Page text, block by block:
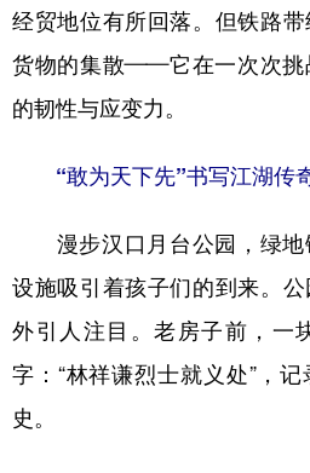
经贸地位有所回落。但铁路
货物的集散——它在一次次挑
的韧性与应变力。
“敢为天下先”书写江湖传
漫步汉口月台公园，绿地
设施吸引着孩子们的到来。
外引人注目。老房子前，一
字：“林祥谦烈士就义处”，
史。